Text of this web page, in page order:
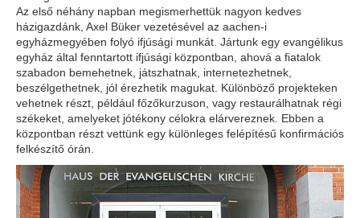
Az első néhány napban megismerhettük nagyon kedves
házigazdánk, Axel Büker vezetésével az aachen-i
egyházmegyében folyó ifjúsági munkát. Jártunk egy evangélikus
egyház által fenntartott ifjúsági központban, ahová a fiatalok
szabadon bemehetnek, játszhatnak, internetezhetnek,
beszélgethetnek, jól érezhetik magukat. Különböző projekteken
vehetnek részt, például főzőkurzuson, vagy restaurálhatnak régi
székeket, amelyeket jótékony célokra elárvereznek. Ebben a
központban részt vettünk egy különleges felépítésű konfirmációs
felkészítő órán.